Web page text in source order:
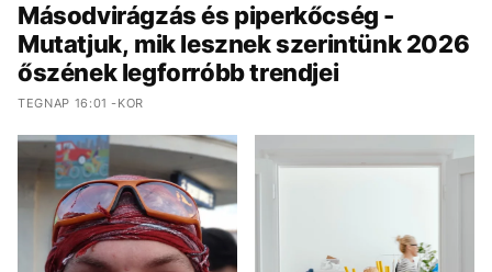
Másodvirágzás és piperkőcség -
Mutatjuk, mik lesznek szerintünk 2026
őszének legforróbb trendjei
TEGNAP 16:01 -KOR